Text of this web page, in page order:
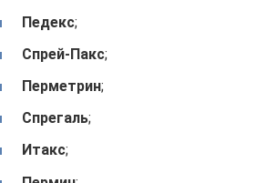
Педекс;
Спрей-Пакс;
Перметрин;
Спрегаль;
Итакс;